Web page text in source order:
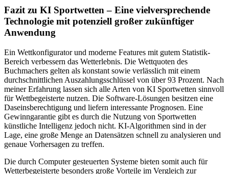
Fazit zu KI Sportwetten – Eine vielversprechende
Technologie mit potenziell großer zukünftiger
Anwendung
Ein Wettkonfigurator und moderne Features mit gutem Statistik-
Bereich verbessern das Wetterlebnis. Die Wettquoten des
Buchmachers gelten als konstant sowie verlässlich mit einem
durchschnittlichen Auszahlungsschlüssel von über 93 Prozent. Nach
meiner Erfahrung lassen sich alle Arten von KI Sportwetten sinnvoll
für Wettbegeisterte nutzen. Die Software-Lösungen besitzen eine
Daseinsberechtigung und liefern interessante Prognosen. Eine
Gewinngarantie gibt es durch die Nutzung von Sportwetten
künstliche Intelligenz jedoch nicht. KI-Algorithmen sind in der
Lage, eine große Menge an Datensätzen schnell zu analysieren und
genaue Vorhersagen zu treffen.
Die durch Computer gesteuerten Systeme bieten somit auch für
Wetterbegeisterte besonders große Vorteile im Vergleich zur